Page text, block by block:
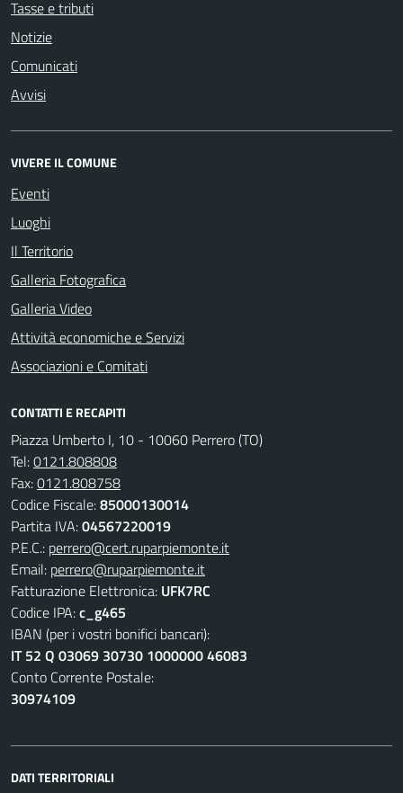
Tasse e tributi
Notizie
Comunicati
Avvisi
VIVERE IL COMUNE
Eventi
Luoghi
Il Territorio
Galleria Fotografica
Galleria Video
Attività economiche e Servizi
Associazioni e Comitati
CONTATTI E RECAPITI
Piazza Umberto I, 10 - 10060 Perrero (TO)
Tel:0121.808808
Fax:0121.808758
Codice Fiscale:85000130014
Partita IVA:04567220019
P.E.C.: perrero@cert.ruparpiemonte.it
Email: perrero@ruparpiemonte.it
Fatturazione Elettronica: UFK7RC
Codice IPA:c_g465
IBAN (per i vostri bonifici bancari):
IT 52 Q 03069 30730 1000000 46083
Conto Corrente Postale:
30974109
DATI TERRITORIALI